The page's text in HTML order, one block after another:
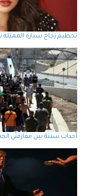
تحطيم زجاج سيارة الممثلة
أحداث سبتة بين مفارقتَي